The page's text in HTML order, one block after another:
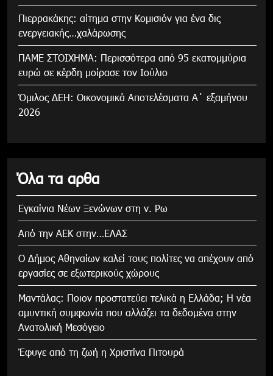
Πιερρακάκης: αίτημα στην Κομισιόν για ένα δις
ενεργειακής…χαλάρωσης
ΠΑΜΕ ΣΤΟΙΧΗΜΑ: Περισσότερα από 95 εκατομμύρια
ευρώ σε κέρδη μοίρασε τον Ιούλιο
Όμιλος ΔΕΗ: Οικονομικά Αποτελέσματα Α΄ εξαμήνου
2026
Όλα τα αρθα
Εγκαίνια Νέων Ξενώνων στη ν. Ρω
Από την ΑΕΚ στην…ΕΛΑΣ
Ο Δήμος Αθηναίων καλεί τους πολίτες να απέχουν από
εργασίες σε εξωτερικούς χώρους
Μαντάλας: Ποιον προστατεύει τελικά η Ελλάδα; Η νέα
αμυντική συμφωνία που αλλάζει τα δεδομένα στην
Ανατολική Μεσόγειο
Έφυγε από τη ζωή η Χριστίνα Πιτουρά